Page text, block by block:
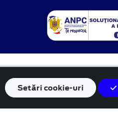
Setăricookie-uri